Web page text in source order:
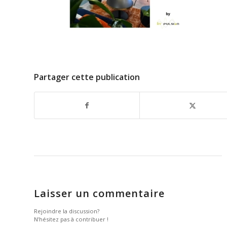
Partager cette publication
Laisser un commentaire
Rejoindre la discussion?
N’hésitez pas à contribuer !